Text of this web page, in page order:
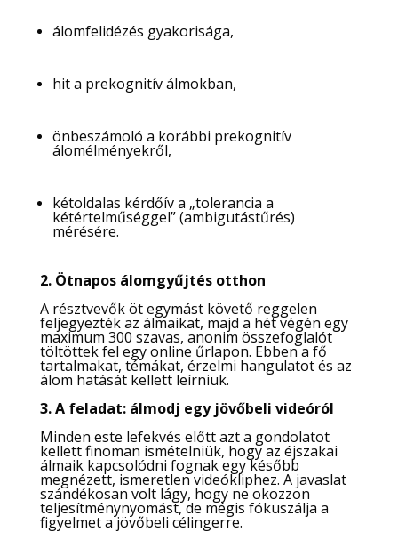
álomfelidézés gyakorisága,
hit a prekognitív álmokban,
önbeszámoló a korábbi prekognitív
álomélményekről,
kétoldalas kérdőív a „tolerancia a
kétértelműséggel” (ambigutástűrés)
mérésére.
2. Ötnapos álomgyűjtés otthon
A résztvevők öt egymást követő reggelen
feljegyezték az álmaikat, majd a hét végén egy
maximum 300 szavas, anonim összefoglalót
töltöttek fel egy online űrlapon. Ebben a fő
tartalmakat, témákat, érzelmi hangulatot és az
álom hatását kellett leírniuk.
3. A feladat: álmodj egy jövőbeli videóról
Minden este lefekvés előtt azt a gondolatot
kellett finoman ismételniük, hogy az éjszakai
álmaik kapcsolódni fognak egy később
megnézett, ismeretlen videókliphez. A javaslat
szándékosan volt lágy, hogy ne okozzon
teljesítménynyomást, de mégis fókuszálja a
figyelmet a jövőbeli célingerre.